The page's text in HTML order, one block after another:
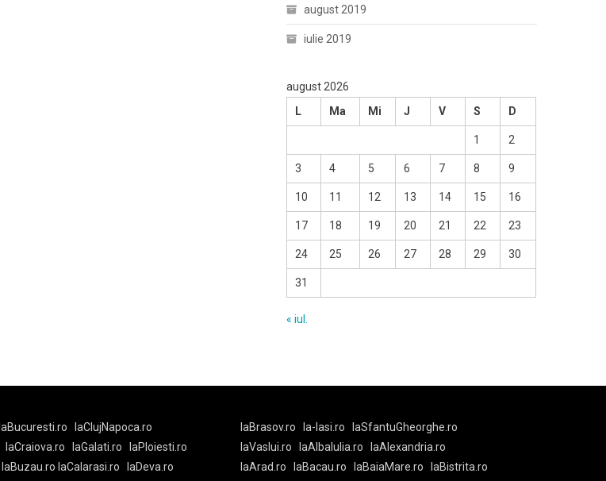
august 2019
iulie 2019
august 2026
L
Ma Mi J V S D
1 2
3 4 5 6 7 8 9
10 11 12 13 14 15 16
17 18 19 20 21 22 23
24 25 26 27 28 29 30
31
« iul.
laBucuresti.ro
laClujNapoca.ro
laCraiova.ro laGalati.ro
laPloiesti.ro
laBuzau.ro laCalarasi.ro
laDeva.ro
laBrasov.ro la-Iasi.ro
laSfantuGheorghe.ro
laVaslui.ro
laAlbaIulia.ro
laAlexandria.ro
laArad.ro
laBacau.ro laBaiaMare.ro
laBistrita.ro